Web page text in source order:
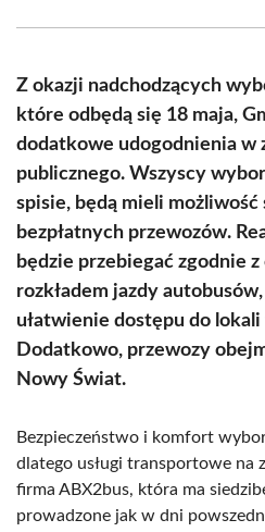
(Twitter)
Z okazji nadchodzących
które odbędą się 18 maja,
dodatkowe udogodnienia w
publicznego. Wszyscy
spisie, będą mieli możliwość
bezpłatnych przewozów.
będzie przebiegać zgodnie
rozkładem jazdy
ułatwienie dostępu do
Dodatkowo, przewozy
Nowy Świat.
Bezpieczeństwo i komfort
dlatego usługi transportowe na
firma ABX2bus, która ma
prowadzone jak w dni